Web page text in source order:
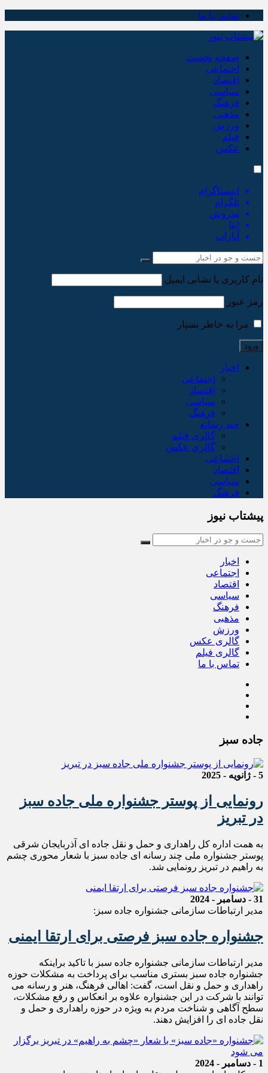
تماس با ما
صفحه نخست
اجتماعی
اقتصاد
سیاسی
فرهنگ
مذهبی
ورزش
فیلم
عکس
اینستاگرام
تلگرام
سروش
ایتا
آپارات
نام کاربری یا نشانی ایمیل
رمز عبور
مرا به خاطر بسپار
اخبار
اجتماعی
اقتصاد
سیاسی
فرهنگ
چند رسانه
گالری فیلم
گالری عکس
اجتماعی
اقتصاد
سیاسی
فرهنگ
پیشتاب نیوز
اخبار
اجتماعی
اقتصاد
سیاسی
فرهنگ
مذهبی
ورزش
گالری عکس
گالری فیلم
تماس با ما
جاده سبز
5 - ژانویه - 2025
رونمایی از پوستر جشنواره ملی جاده سبز
در تبریز
به همت اداره کل راهداری و حمل و نقل جاده ای آذربایجان شرقی
پوستر جشنواره ملی چند رسانه ای جاده سبز با شعار محوری چشم
به راهیم در تبریز رونمایی شد.
31 - دسامبر - 2024
مدیر ارتباطات سازمانی جشنواره جاده سبز:
جشنواره جاده سبز فرصتی برای ارتقا ایمنی
مدیر ارتباطات سازمانی جشنواره جاده سبز با تاکید براینکه
جشنواره جاده سبز بستری مناسب برای پرداخت به مشکلات حوزه
راهداری و حمل و نقل است، گفت: اهالی فرهنگ، هنر و رسانه می
توانند با شرکت در این جشنواره علاوه بر انعکاس و رفع مشکلات،
سطح آگاهی و شناخت مردم به ویژه در حوزه راهداری و حمل و
نقل جاده ای را افزایش دهند.
1 - دسامبر - 2024